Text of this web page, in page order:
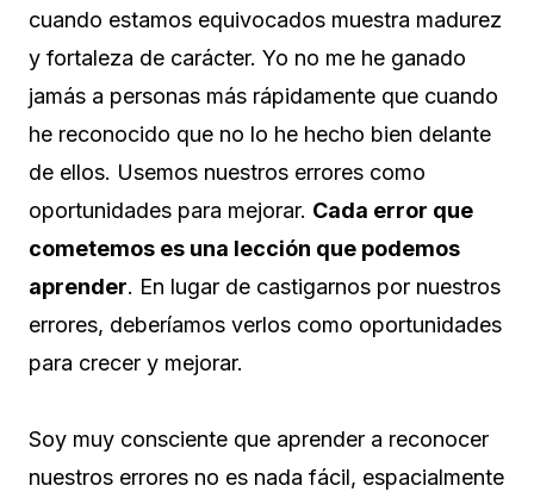
cuando estamos equivocados muestra madurez
y fortaleza de carácter. Yo no me he ganado
jamás a personas más rápidamente que cuando
he reconocido que no lo he hecho bien delante
de ellos. Usemos nuestros errores como
oportunidades para mejorar. Cada error que
cometemos es una lección que podemos
aprender. En lugar de castigarnos por nuestros
errores, deberíamos verlos como oportunidades
para crecer y mejorar.
Soy muy consciente que aprender a reconocer
nuestros errores no es nada fácil, espacialmente